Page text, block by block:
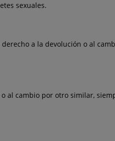
sexuales.
a la devolución o al
al cambio por otro similar,